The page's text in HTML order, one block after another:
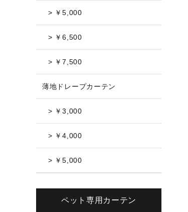
> ￥5,000
> ￥6,500
> ￥7,500
薄地ドレープカーテン
> ￥3,000
> ￥4,000
> ￥5,000
ペット専用カーテン